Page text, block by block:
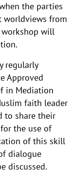
the parties
worldviews from
workshop will
regularly
Approved
in Mediation
faith leader
to share their
the use of
of this skill
dialogue
discussed.